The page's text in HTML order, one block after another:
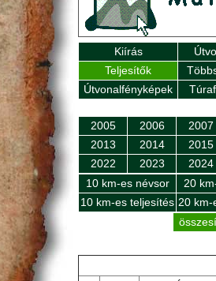
Kiírás
Teljesítők
Útvonalfényképek
2005 2006
2007
2013
2014
2015
2022
2023
2024
10 km-es névsor
20
10 km-es teljesítés 20 km-